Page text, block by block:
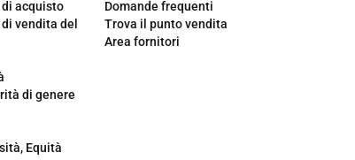
acquisto
vendita del
di genere
Equità
Domande frequenti
Trova il punto vendita
Area fornitori